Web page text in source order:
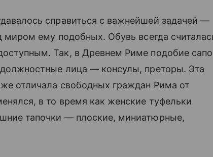
справиться с важнейшей задачей —
миром ему подобных. Обувь всегда
Так, в Древнем Риме подобие
лица — консулы, преторы. Эта
отличала свободных граждан Рима от
в то время как женские туфельки
тапочки — плоские, миниатюрные,